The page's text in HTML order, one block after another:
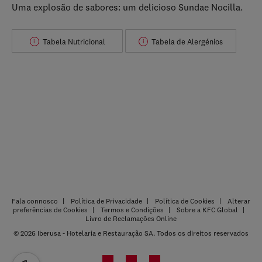
Uma explosão de sabores: um delicioso Sundae Nocilla.
i Tabela Nutricional i Tabela de Alergénios
Fala connosco Política de Privacidade Política de Cookies
Alterar
preferências de Cookies
Termos e Condições
Sobre a KFC Global
Livro de Reclamações Online
© 2026 Iberusa - Hotelaria e Restauração SA. Todos os direitos reservados